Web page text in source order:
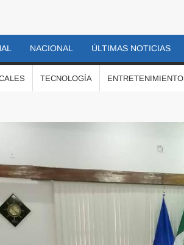
NACIONAL ÚLTIMAS NOTICIAS
TECNOLOGÍA ENTRETENIMIENTO